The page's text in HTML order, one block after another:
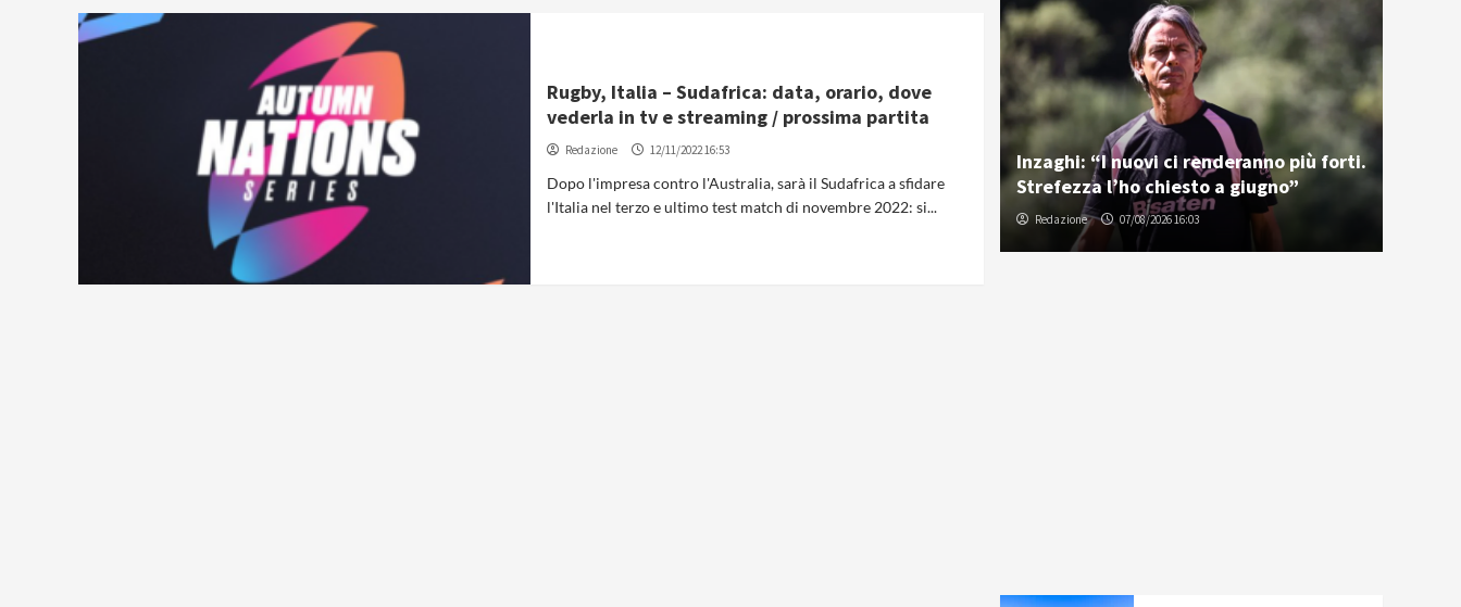
Rugby, Italia – Sudafrica: data, orario, dove
vederla in tv e streaming / prossima partita
Redazione 12/11/2022 16:53
Dopo l'impresa contro l'Australia, sarà il Sudafrica a sfidare
l'Italia nel terzo e ultimo test match di novembre 2022: si...
Inzaghi: “I nuovi ci renderanno più forti.
Strefezza l’ho chiesto a giugno”
Redazione 07/08/2026 16:03